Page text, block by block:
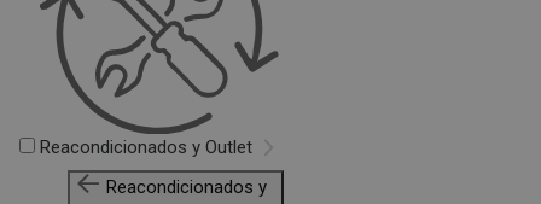
Reacondicionados y Outlet
Reacondicionados y